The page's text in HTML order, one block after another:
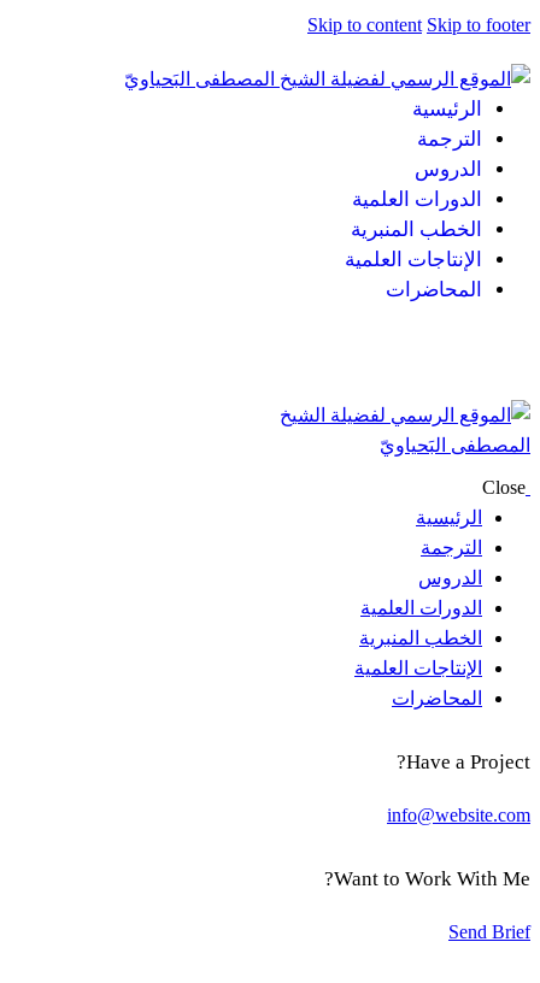
Skip to content Skip to footer
الرئيسية
الترجمة
الدروس
الدورات العلمية
الخطب المنبرية
الإنتاجات العلمية
المحاضرات
Close
الرئيسية
الترجمة
الدروس
الدورات العلمية
الخطب المنبرية
الإنتاجات العلمية
المحاضرات
Have a Project?
info@website.com
Want to Work With Me?
Send Brief